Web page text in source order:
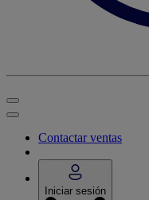
Contactar ventas
Iniciar sesión